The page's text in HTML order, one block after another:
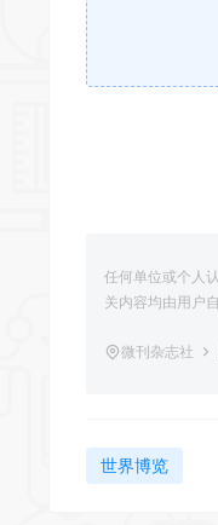
任何单位或个人
关内容均由用户
微刊杂志社
世界博览